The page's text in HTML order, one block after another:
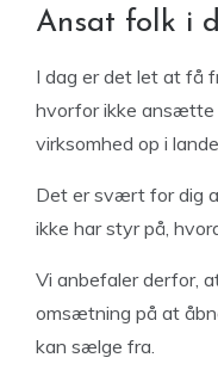
Ansat folk i
I dag er det let at få
hvorfor ikke ansætte
virksomhed op i
Det er svært for dig
ikke har styr på,
Vi anbefaler derfor,
omsætning på at
kan sælge fra.